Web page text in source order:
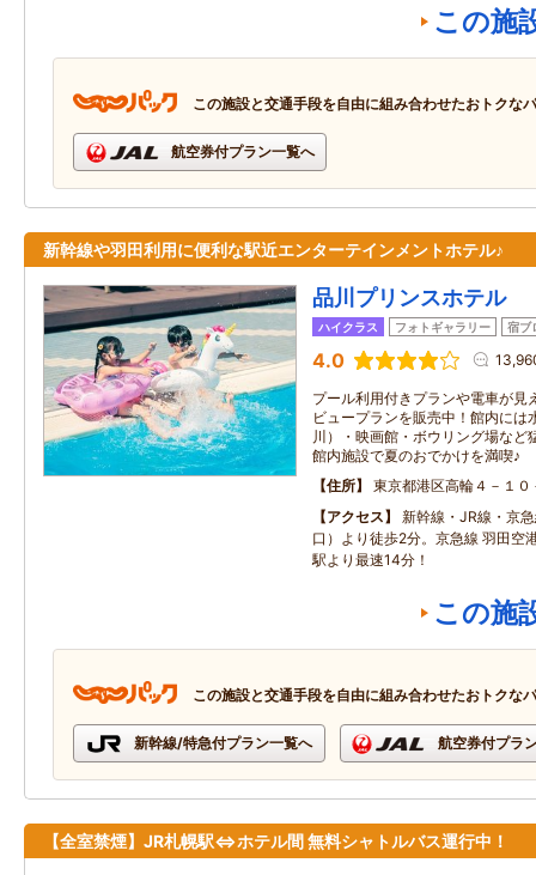
この施
この施設と交通手段を自由に組み合わせたおトクな
航空券付プラン一覧へ
新幹線や羽田利用に便利な駅近エンターテインメントホテル♪
品川プリンスホテル
ハイクラス フォトギャラリー 宿ブ
4.0
プール利用付きプランや電車が見
ビュープランを販売中！館内には
川）・映画館・ボウリング場など
館内施設で夏のおでかけを満喫♪
住所
東京都港区高輪４－１０
アクセス
新幹線・JR線・京
口）より徒歩2分。京急線 羽田空
駅より最速14分！
この施
この施設と交通手段を自由に組み合わせたおトクな
新幹線/特急付プラン一覧へ 航空券付プラ
【全室禁煙】JR札幌駅⇔ホテル間 無料シャトルバス運行中！